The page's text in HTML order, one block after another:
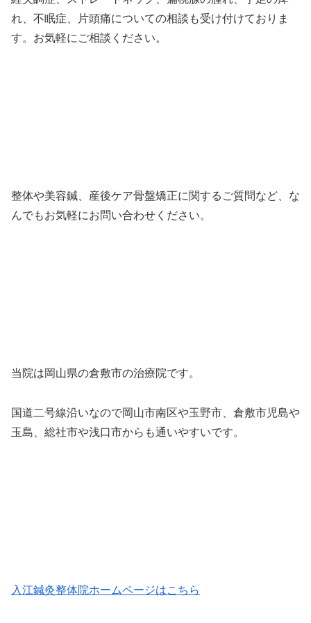
れ、不眠症、片頭痛についての相談も受け付けておりま
す。お気軽にご相談ください。
整体や美容鍼、産後ケア骨盤矯正に関するご質問など、な
んでもお気軽にお問い合わせください。
当院は岡山県の倉敷市の治療院です。
国道二号線沿いなので岡山市南区や玉野市、倉敷市児島や
玉島、総社市や浅口市からも通いやすいです。
入江鍼灸整体院ホームページはこちら